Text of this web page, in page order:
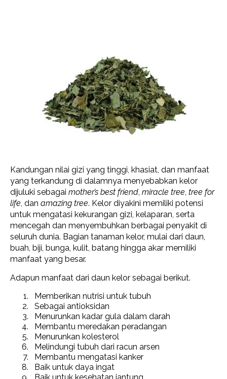
Kandungan nilai gizi yang tinggi, khasiat, dan manfaat
yang terkandung di dalamnya menyebabkan kelor
dijuluki sebagai mother’s best friend, miracle tree, tree for
life, dan amazing tree. Kelor diyakini memiliki potensi
untuk mengatasi kekurangan gizi, kelaparan, serta
mencegah dan menyembuhkan berbagai penyakit di
seluruh dunia. Bagian tanaman kelor, mulai dari daun,
buah, biji, bunga, kulit, batang hingga akar memiliki
manfaat yang besar.
Adapun manfaat dari daun kelor sebagai berikut.
Memberikan nutrisi untuk tubuh
Sebagai antioksidan
Menurunkan kadar gula dalam darah
Membantu meredakan peradangan
Menurunkan kolesterol
Melindungi tubuh dari racun arsen
Membantu mengatasi kanker
Baik untuk daya ingat